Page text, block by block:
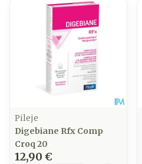
Pileje
Digebiane Rfx Comp
Croq 20
12,90 €